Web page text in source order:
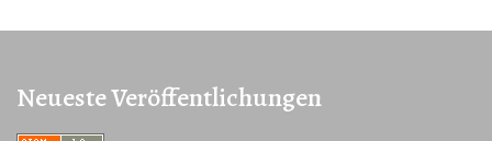
Neueste Veröffentlichungen